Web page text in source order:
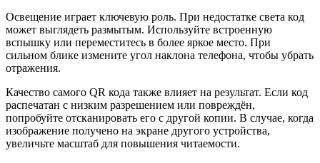
Освещение играет ключевую роль. При недостатке света код
может выглядеть размытым. Используйте встроенную
вспышку или переместитесь в более яркое место. При
сильном блике измените угол наклона телефона, чтобы убрать
отражения.
Качество самого QR кода также влияет на результат. Если код
распечатан с низким разрешением или повреждён,
попробуйте отсканировать его с другой копии. В случае, когда
изображение получено на экране другого устройства,
увеличьте масштаб для повышения читаемости.